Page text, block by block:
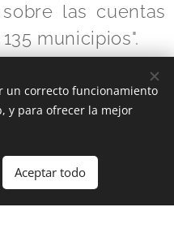
las cuentas
municipios".
un correcto funcionamiento
y para ofrecer la mejor
Aceptar todo